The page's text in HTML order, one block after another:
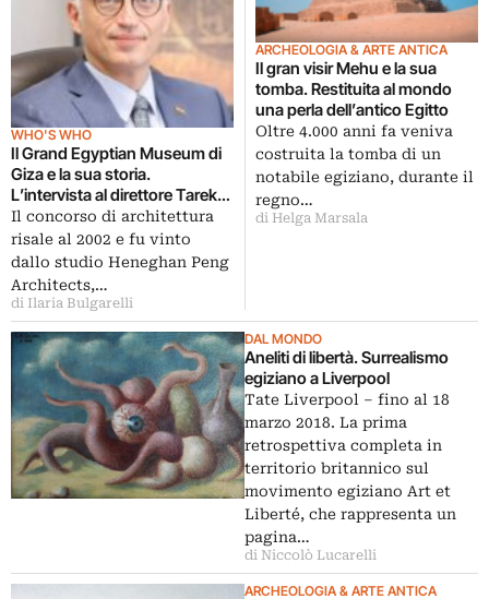
WHO'S WHO
Il Grand Egyptian Museum di
Giza e la sua storia.
L’intervista al direttore Tarek
Tawfik
Il concorso di architettura
risale al 2002 e fu vinto
dallo studio Heneghan Peng
Architects,…
di Ilaria Bulgarelli
ARCHEOLOGIA & ARTE ANTICA
Il gran visir Mehu e la sua
tomba. Restituita al mondo
una perla dell’antico Egitto
Oltre 4.000 anni fa veniva
costruita la tomba di un
notabile egiziano, durante il
regno…
di Helga Marsala
DAL MONDO
Aneliti di libertà. Surrealismo
egiziano a Liverpool
Tate Liverpool ‒ fino al 18
marzo 2018. La prima
retrospettiva completa in
territorio britannico sul
movimento egiziano Art et
Liberté, che rappresenta un
pagina…
di Niccolò Lucarelli
ARCHEOLOGIA & ARTE ANTICA